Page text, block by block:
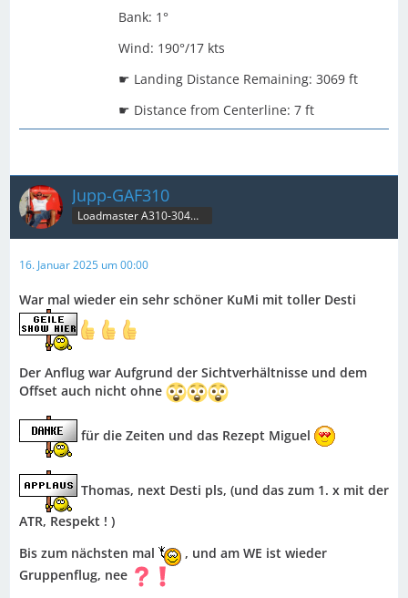
Bank: 1°
Wind: 190°/17 kts
☛ Landing Distance Remaining: 3069 ft
☛ Distance from Centerline: 7 ft
Jupp-GAF310
Loadmaster A310-304MRT & B707C
16. Januar 2025 um 00:00
War mal wieder ein sehr schöner KuMi mit toller Desti
Der Anflug war Aufgrund der Sichtverhältnisse und dem
Offset auch nicht ohne
für die Zeiten und das Rezept Miguel
Thomas, next Desti pls, (und das zum 1. x mit der
ATR, Respekt ! )
Bis zum nächsten mal
, und am WE ist wieder
Gruppenflug, nee